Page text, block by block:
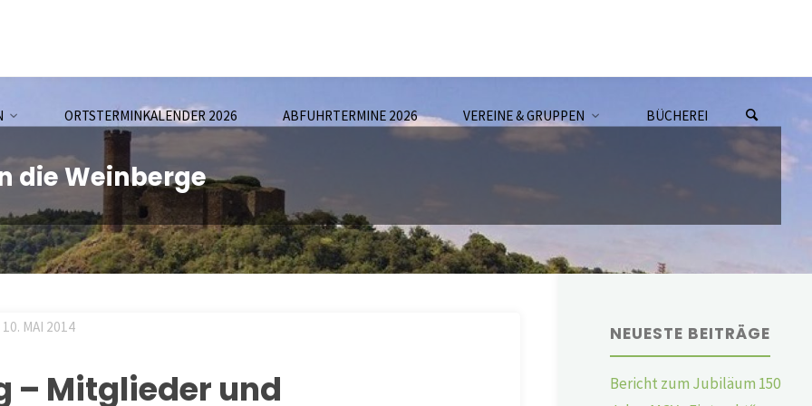
ORTSTERMINKALENDER 2026 ABFUHRTERMINE 2026 VEREINE & GRUPPEN BÜCHEREI
die Weinberge
10. MAI 2014
– Mitglieder und
NEUESTE BEITRÄGE
Bericht zum Jubiläum 150